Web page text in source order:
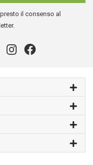
il consenso al